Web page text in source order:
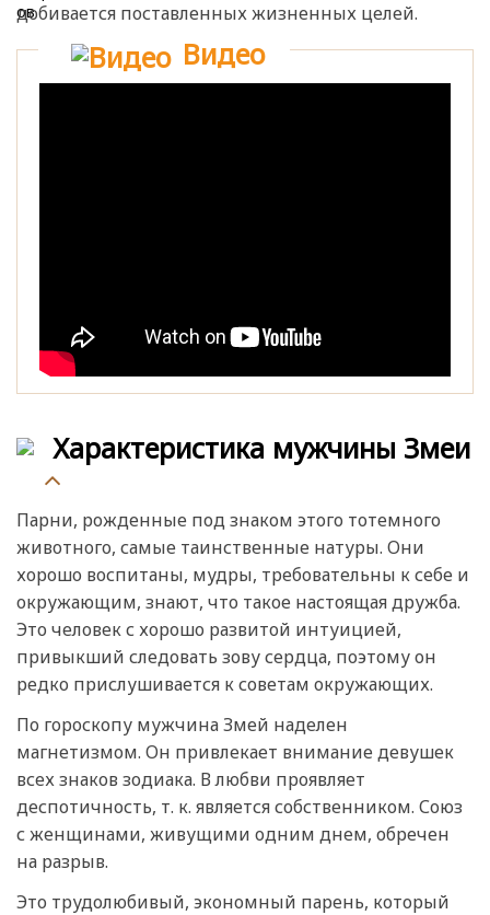
добивается поставленных жизненных целей.
Видео
Характеристика мужчины Змеи
Парни, рожденные под знаком этого тотемного
животного, самые таинственные натуры. Они
хорошо воспитаны, мудры, требовательны к себе и
окружающим, знают, что такое настоящая дружба.
Это человек с хорошо развитой интуицией,
привыкший следовать зову сердца, поэтому он
редко прислушивается к советам окружающих.
По гороскопу мужчина Змей наделен
магнетизмом. Он привлекает внимание девушек
всех знаков зодиака. В любви проявляет
деспотичность, т. к. является собственником. Союз
с женщинами, живущими одним днем, обречен
на разрыв.
Это трудолюбивый, экономный парень, который